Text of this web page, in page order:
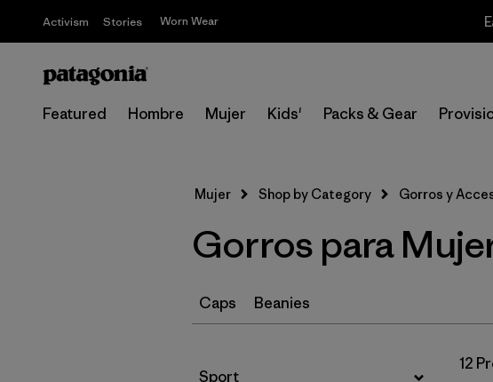
Activism Stories Worn Wear
Featured Hombre Mujer Kids' Packs & Gear
Filtrar por
Category
Filtrar por
Price
Mujer Shop by Category Gorros y
Gorros para
Caps Beanies
Filtrar por
Sport
12